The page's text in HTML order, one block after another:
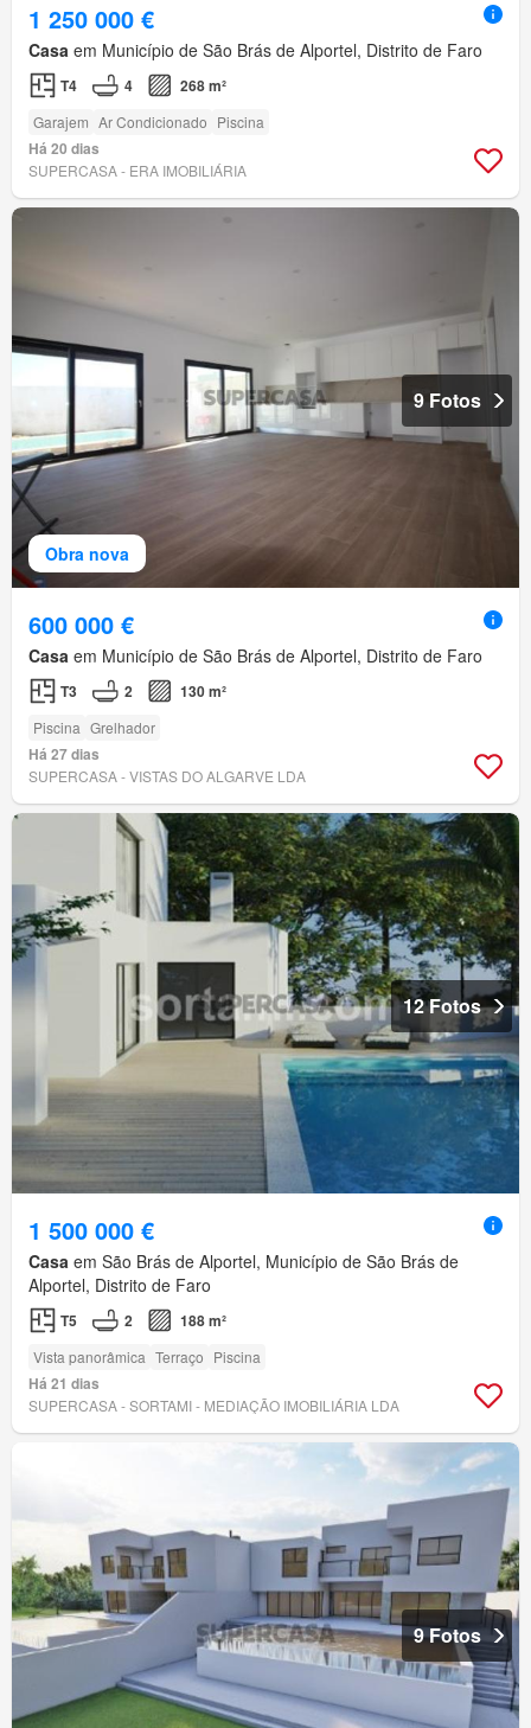
1 250 000 €
Casa em Município de São Brás de Alportel, Distrito de Faro
T4 4 268 m²
Garajem Ar Condicionado Piscina
Há 20 dias
SUPERCASA - ERA IMOBILIÁRIA
Obra nova
9 Fotos
600 000 €
Casa em Município de São Brás de Alportel, Distrito de Faro
T3 2 130 m²
Piscina Grelhador
Há 27 dias
SUPERCASA - VISTAS DO ALGARVE LDA
12 Fotos
1 500 000 €
Casa em São Brás de Alportel, Município de São Brás de
Alportel, Distrito de Faro
T5 2 188 m²
Vista panorâmica Terraço Piscina
Há 21 dias
SUPERCASA - SORTAMI - MEDIAÇÃO IMOBILIÁRIA LDA
9 Fotos